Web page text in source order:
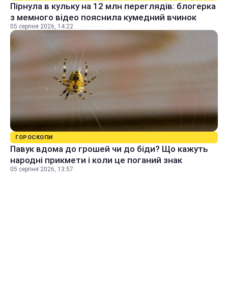
Пірнула в кульку на 12 млн переглядів: блогерка
з мемного відео пояснила кумедний вчинок
05 серпня 2026, 14:22
ГОРОСКОПИ
Павук вдома до грошей чи до біди? Що кажуть
народні прикмети і коли це поганий знак
05 серпня 2026, 13:57